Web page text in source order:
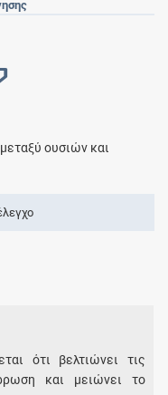
ουσιών και
ότι βελτιώνει τις
και μειώνει το